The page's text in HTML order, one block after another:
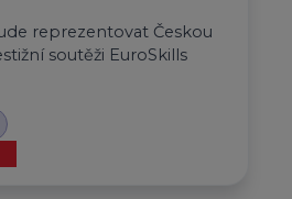
reprezentovat Českou
soutěži EuroSkills